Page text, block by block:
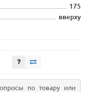
175
вверху
по товару или